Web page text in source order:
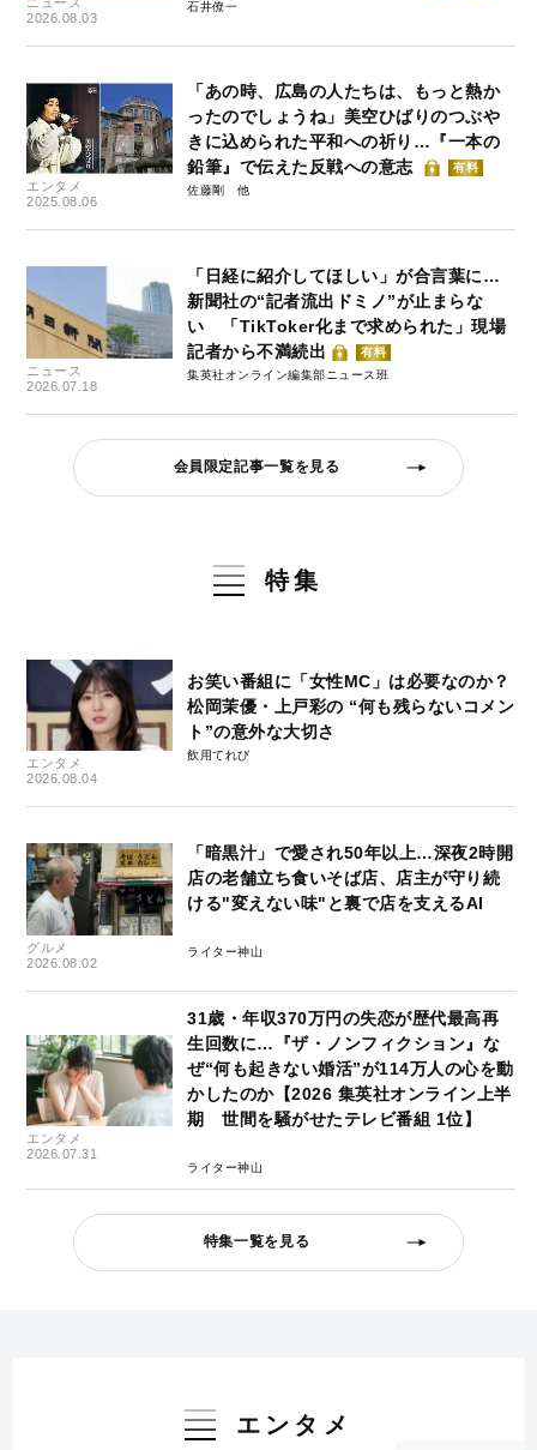
2026.08.03
石井僚一
エンタメ
2025.08.06
「あの時、広島の人たちは、もっと熱か
ったのでしょうね」美空ひばりのつぶや
きに込められた平和への祈り…『一本の
鉛筆』で伝えた反戦への意志
有料
佐藤剛
ニュース
2026.07.18
「日経に紹介してほしい」が合言葉に…
新聞社の“記者流出ドミノ”が止まらな
い 「TikToker化まで求められた」現場
記者から不満続出
有料
集英社オンライン編集部ニュース班
会員限定記事一覧を見る
特集
エンタメ
2026.08.04
お笑い番組に「女性MC」は必要なのか？
松岡茉優・上戸彩の “何も残らないコメン
ト”の意外な大切さ
飲用てれび
グルメ
2026.08.02
「暗黒汁」で愛され50年以上…深夜2時開
店の老舗立ち食いそば店、店主が守り続
ける"変えない味"と裏で店を支えるAI
ライター神山
エンタメ
2026.07.31
31歳・年収370万円の失恋が歴代最高再
生回数に…『ザ・ノンフィクション』な
ぜ“何も起きない婚活”が114万人の心を動
かしたのか【2026 集英社オンライン上半
期 世間を騒がせたテレビ番組 1位】
ライター神山
特集一覧を見る
エンタメ